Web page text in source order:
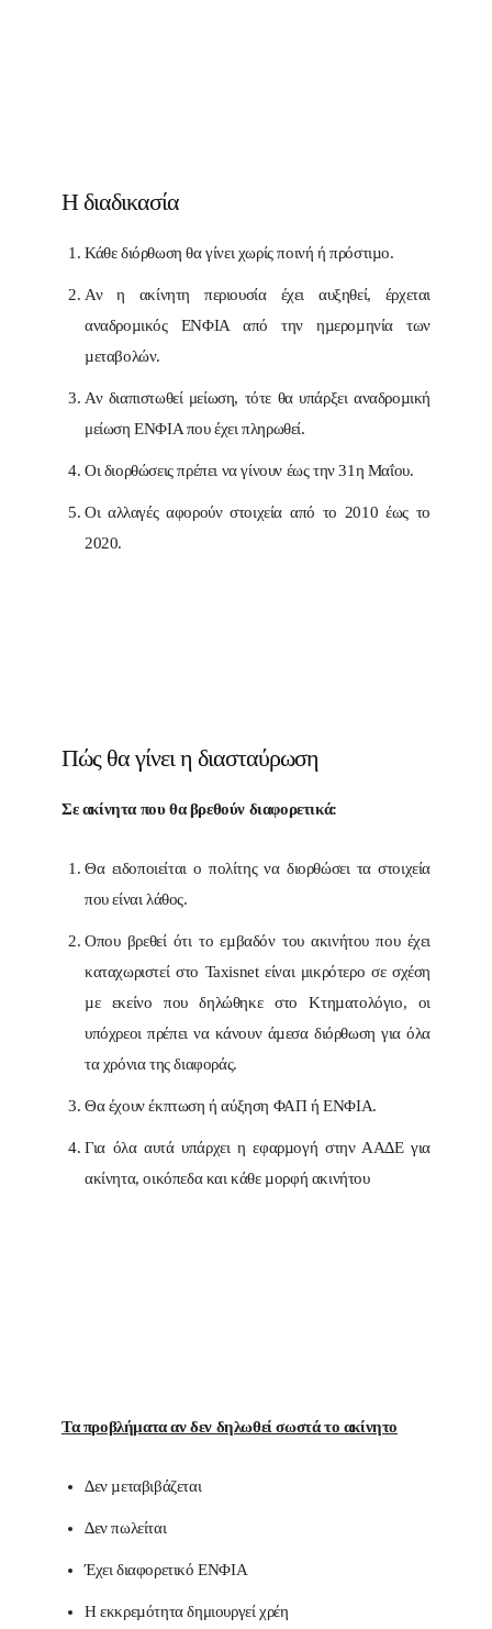
Η διαδικασία
Κάθε διόρθωση θα γίνει χωρίς ποινή ή πρόστιµο.
Αν η ακίνητη περιουσία έχει αυξηθεί, έρχεται
αναδροµικός ΕΝΦΙΑ από την ηµεροµηνία των
µεταβολών.
Αν διαπιστωθεί μείωση, τότε θα υπάρξει αναδροµική
μείωση ΕΝΦΙΑ που έχει πληρωθεί.
Οι διορθώσεις πρέπει να γίνουν έως την 31η Μαΐου.
Οι αλλαγές αφορούν στοιχεία από το 2010 έως το
2020.
Πώς θα γίνει η διασταύρωση
Σε ακίνητα που θα βρεθούν διαφορετικά:
Θα ειδοποιείται ο πολίτης να διορθώσει τα στοιχεία
που είναι λάθος.
Οπου βρεθεί ότι το εµβαδόν του ακινήτου που έχει
καταχωριστεί στο Taxisnet είναι μικρότερο σε σχέση
µε εκείνο που δηλώθηκε στο Κτηµατολόγιο, οι
υπόχρεοι πρέπει να κάνουν άµεσα διόρθωση για όλα
τα χρόνια της διαφοράς.
Θα έχουν έκπτωση ή αύξηση ΦΑΠ ή ΕΝΦΙΑ.
Για όλα αυτά υπάρχει η εφαρµογή στην ΑΑ∆Ε για
ακίνητα, οικόπεδα και κάθε µορφή ακινήτου
Τα προβλήµατα αν δεν δηλωθεί σωστά το ακίνητο
∆εν µεταβιβάζεται
∆εν πωλείται
Έχει διαφορετικό ΕΝΦΙΑ
Η εκκρεµότητα δημιουργεί χρέη